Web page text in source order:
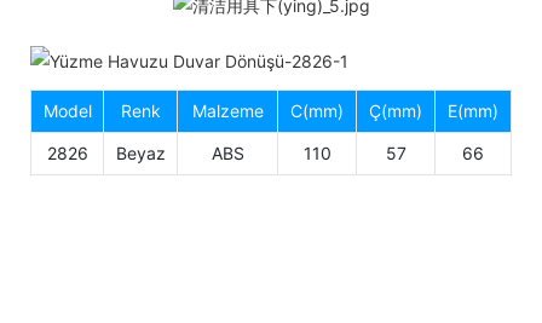
Model Renk Malzeme C(mm) Ç(mm) E(mm)
2826 Beyaz ABS 110 57 66